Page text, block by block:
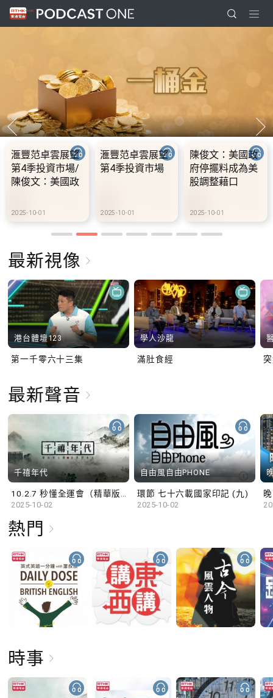
雲展望
資市場
陳俊文：美國政
府停擺料成為美
股調整藉口
10.2.1 內地國慶
假期連中秋節假
期 不少內地旅客
10.2.2
前當
充電站
最新視像
港台體壇123
第一千零六十三集
學人沙龍
滿肚食經
最新聲音
千禧年代
2025-10-02
自由風自由PHONE
環節 七十六載國家印記 (九)
2025-10-02
熱門
時事